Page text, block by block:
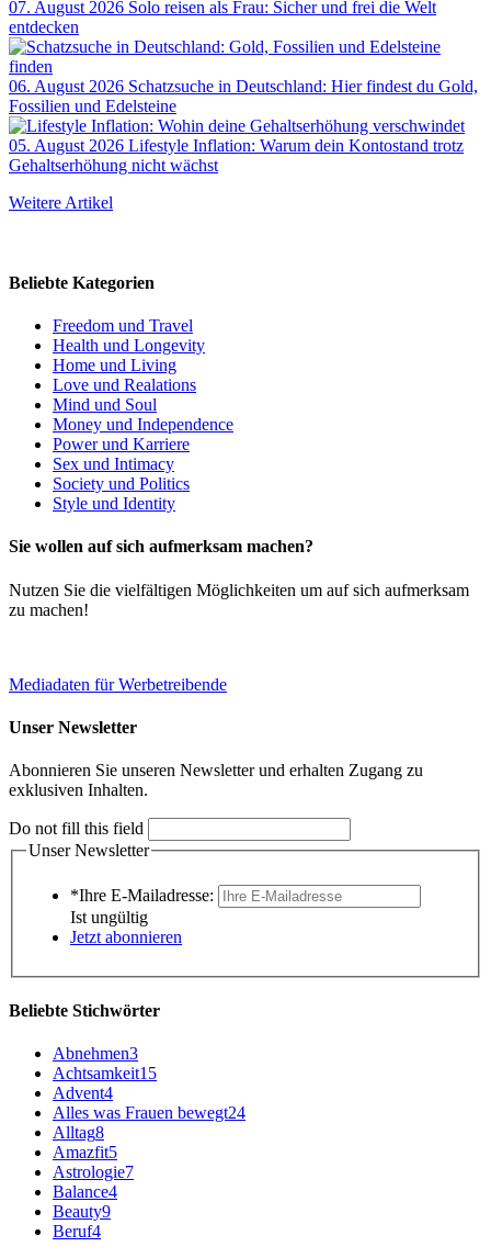
07. August 2026 Solo reisen als Frau: Sicher und frei die Welt
entdecken
06. August 2026 Schatzsuche in Deutschland: Hier findest du Gold,
Fossilien und Edelsteine
05. August 2026 Lifestyle Inflation: Warum dein Kontostand trotz
Gehaltserhöhung nicht wächst
Weitere Artikel
Beliebte Kategorien
Freedom und Travel
Health und Longevity
Home und Living
Love und Realations
Mind und Soul
Money und Independence
Power und Karriere
Sex und Intimacy
Society und Politics
Style und Identity
Sie wollen auf sich aufmerksam machen?
Nutzen Sie die vielfältigen Möglichkeiten um auf sich aufmerksam
zu machen!
Mediadaten für Werbetreibende
Unser Newsletter
Abonnieren Sie unseren Newsletter und erhalten Zugang zu
exklusiven Inhalten.
Do not fill this field
Unser Newsletter
*Ihre E-Mailadresse:
Ist ungültig
Jetzt abonnieren
Beliebte Stichwörter
Abnehmen3
Achtsamkeit15
Advent4
Alles was Frauen bewegt24
Alltag8
Amazfit5
Astrologie7
Balance4
Beauty9
Beruf4